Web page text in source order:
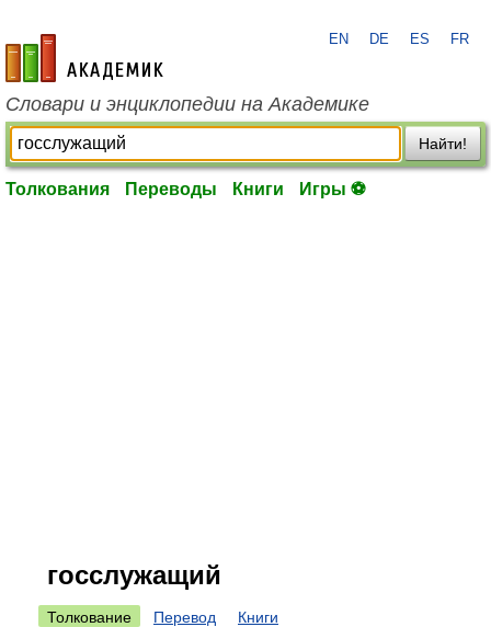
academic.ru
EN DE ES FR
Словари и энциклопедии на Академике
Найти!
Толкования Переводы Книги Игры ⚽
госслужащий
Толкование Перевод Книги